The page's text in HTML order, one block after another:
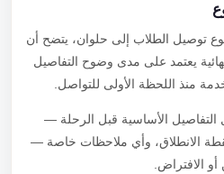
توصيل الطلاب إلى حلوان، يتضح أن
يعتمد على مدى وضوح التفاصيل
منذ اللحظة الأولى للتواصل.
الأساسية قبل الرحلة —
الانطلاق، وأي ملاحظات خاصة —
الافتراض.